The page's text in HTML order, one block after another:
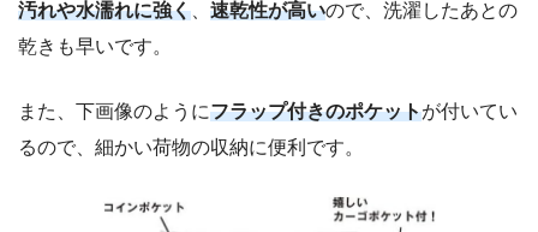
汚れや水濡れに強く 速乾性が高いので、洗濯したあとの
乾きも早いです。
また、下画像のようにフラップ付きのポケットが付いてい
るので、細かい荷物の収納に便利です。